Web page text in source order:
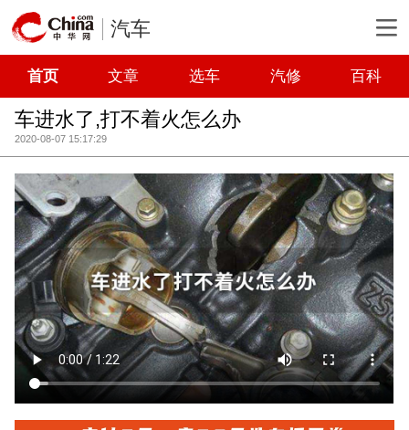
汽车
首页 文章 选车 汽修 百科
车进水了,打不着火怎么办
2020-08-07 15:17:29